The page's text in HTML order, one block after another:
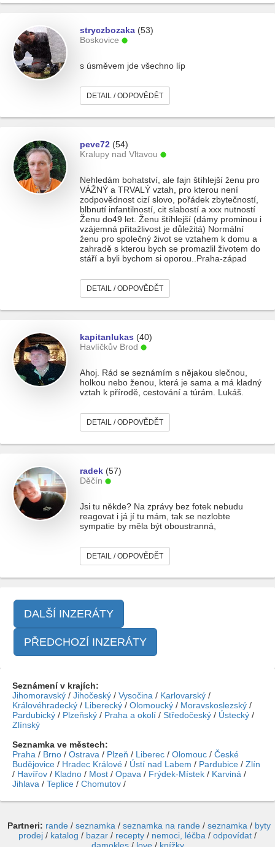
stryczbozaka (53)
Boskovice
s úsměvem jde všechno líp
DETAIL / ODPOVĚDĚT
peve72 (54)
Kralupy nad Vltavou
Nehledám bohatství, ale fajn štíhlejší ženu pro
VÁŽNÝ a TRVALÝ vztah, pro kterou není
zodpovědnost cizí slovo, pořádek zbytečností,
blbnutí infantilností, cit slabostí a xxx nutností
Ženu do49 let. Ženu štíhlejší (dámy prominou i
vzájemná přitažlivost je důležitá) Normální
ženu pro společný život se vztahem k domu a
zahradě s kterou bych se promazlil životem do
stáří a byli bychom si oporou..Praha-západ
DETAIL / ODPOVĚDĚT
kapitanlukas (40)
Havlíčkův Brod
Ahoj. Rád se seznámím s nějakou slečnou,
holkou nebo ženou, která je sama a má kladný
vztah k přírodě, cestování a túrám. Lukáš.
DETAIL / ODPOVĚDĚT
radek (57)
Děčín
Jsi tu někde? Na zprávy bez fotek nebudu
reagovat i já jí tu mám, tak se nezlobte
sympatie by měla být oboustranná,
DETAIL / ODPOVĚDĚT
DALŠÍ INZERÁTY
PŘEDCHOZÍ INZERÁTY
Seznámení v krajích:
Jihomoravský / Jihočeský / Vysočina / Karlovarský /
Královéhradecký / Liberecký / Olomoucký / Moravskoslezský /
Pardubický / Plzeňský / Praha a okolí / Středočeský / Ústecký /
Zlínský
Seznamka ve městech:
Praha / Brno / Ostrava / Plzeň / Liberec / Olomouc / České
Budějovice / Hradec Králové / Ústí nad Labem / Pardubice / Zlín
/ Havířov / Kladno / Most / Opava / Frýdek-Místek / Karviná /
Jihlava / Teplice / Chomutov /
Partneri: rande/ seznamka / seznamka na rande/ seznamka / byty
prodej / katalog / bazar / recepty / nemoci, léčba / odpovídat /